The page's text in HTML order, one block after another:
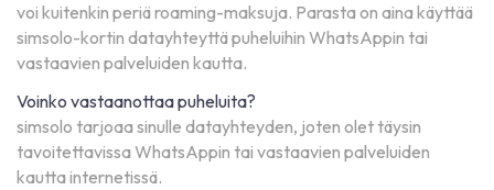
voi kuitenkin periä roaming-maksuja. Parasta on aina käyttää
simsolo-kortin datayhteyttä puheluihin WhatsAppin tai
vastaavien palveluiden kautta.
Voinko vastaanottaa puheluita?
simsolo tarjoaa sinulle datayhteyden, joten olet täysin
tavoitettavissa WhatsAppin tai vastaavien palveluiden
kautta internetissä.